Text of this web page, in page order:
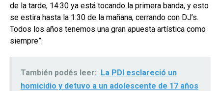
de la tarde, 14:30 ya está tocando la primera banda, y esto
se estira hasta la 1:30 de la mañana, cerrando con DJ’s.
Todos los años tenemos una gran apuesta artística como
siempre”.
También podés leer: La PDI esclareció un
homicidio y detuvo a un adolescente de 17 años